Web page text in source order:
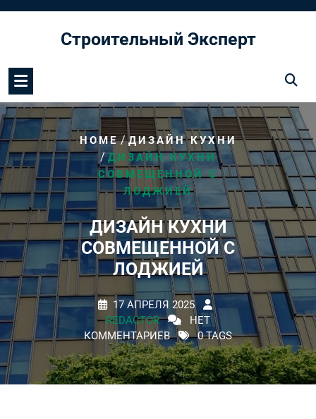
содержимомуСтроительный Эксперт
HOME/ДИЗАЙН КУХНИ
/ДИЗАЙН КУХНИ
СОВМЕЩЕННОЙ С
ЛОДЖИЕЙ
ДИЗАЙН КУХНИ
СОВМЕЩЕННОЙ С
ЛОДЖИЕЙ
17 АПРЕЛЯ 2025
REDACTOR
НЕТ
КОММЕНТАРИЕВ
0 TAGS